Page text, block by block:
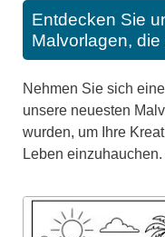
Entdecken Sie
Malvorlagen,
Nehmen Sie sich
unsere neuesten
wurden, um Ihre
Leben einzuhauchen.